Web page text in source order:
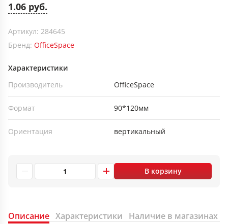
1.06 руб.
Артикул: 284645
Бренд: OfficeSpace
Характеристики
Производитель
OfficeSpace
Формат 90*120мм
Ориентация вертикальный
В корзину
Описание Характеристики Наличие в магазинах